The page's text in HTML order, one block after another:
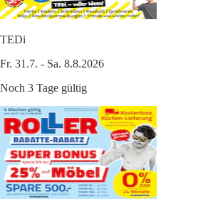
TEDi
Fr. 31.7. - Sa. 8.8.2026
Noch 3 Tage gültig